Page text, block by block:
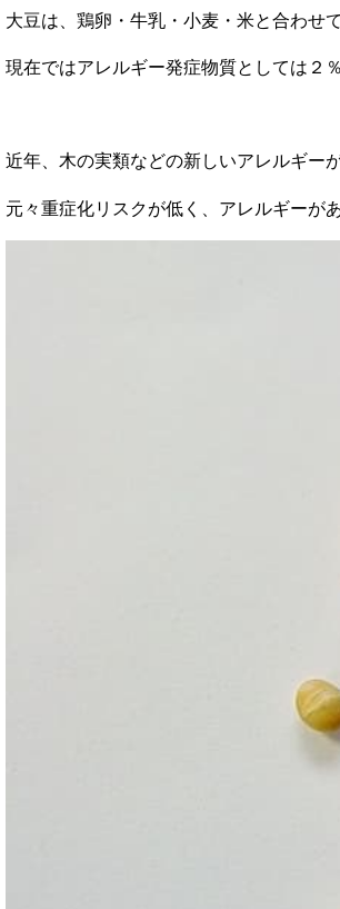
大豆は、鶏卵・牛乳・小麦・米と合わせ
現在ではアレルギー発症物質としては２
近年、木の実類などの新しいアレルギー
元々重症化リスクが低く、アレルギーが